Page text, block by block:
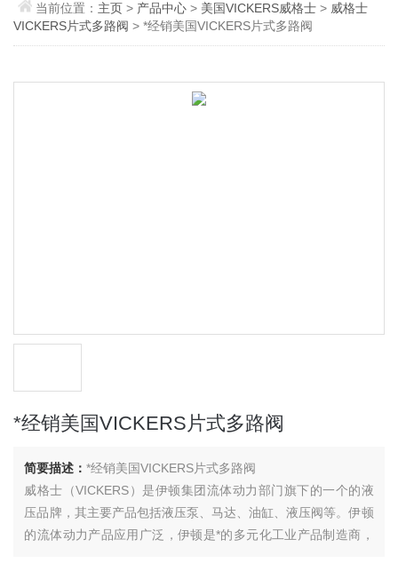
当前位置： 主页> 产品中心 > 美国VICKERS威格士 > 威格士
VICKERS片式多路阀 > *经销美国VICKERS片式多路阀
*经销美国VICKERS片式多路阀
简要描述：*经销美国VICKERS片式多路阀
威格士（VICKERS）是伊顿集团流体动力部门旗下的一个的液
压品牌，其主要产品包括液压泵、马达、油缸、液压阀等。伊顿
的流体动力产品应用广泛，伊顿是*的多元化工业产品制造商，